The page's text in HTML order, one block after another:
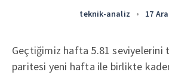
teknik-analiz • 17
Geçtiğimiz hafta 5.81 seviyelerini
paritesi yeni hafta ile birlikte